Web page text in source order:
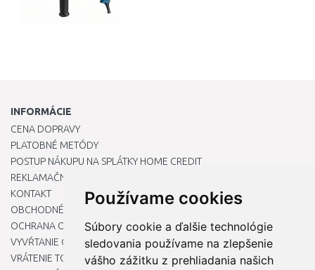
Používame cookies
Súbory cookie a ďalšie technológie
sledovania používame na zlepšenie
vášho zážitku z prehliadania našich
INFORMÁCIE
CENA DOPRAVY
PLATOBNÉ METÓDY
POSTUP NÁKUPU NA SPLÁTKY HOME CREDIT
REKLAMAČNÝ PORIADOK
KONTAKT
OBCHODNÉ PODMIENKY
OCHRANA OSOBNÝCH ÚDAJOV
VYVŔTANIE OTVORU DO DREZU PRE KUCHYNSKÚ BATÉRIU
VRÁTENIE TOVARU / REKLAMÁCIE